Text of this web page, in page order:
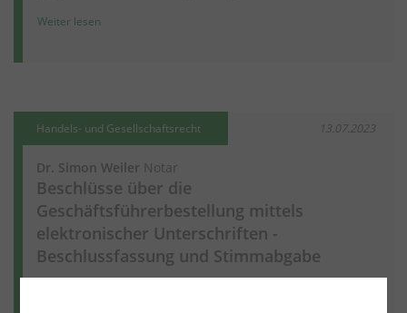
Weiter lesen
Handels- und Gesellschaftsrecht 13.07.2023
Dr. Simon Weiler Notar
Beschlüsse über die
Geschäftsführerbestellung mittels
elektronischer Unterschriften -
Beschlussfassung und Stimmabgabe